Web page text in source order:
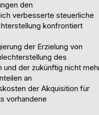
den
verbesserte steuerliche
konfrontiert
der Erzielung von
des
und der zukünftig nicht
an
der Akquisition für
vorhandene